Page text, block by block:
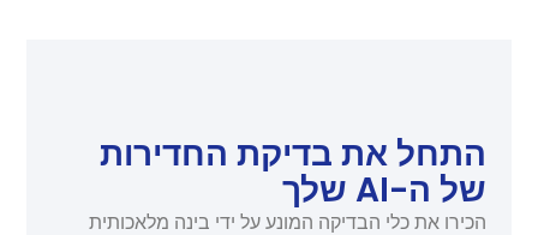
התחל את בדיקת החדירות
של ה-AI שלך
הכירו את כלי הבדיקה המונע על ידי בינה מלאכותית